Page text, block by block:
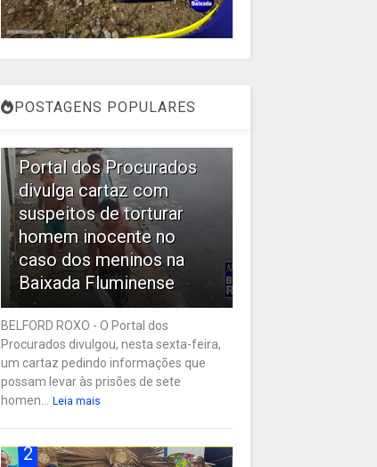
POSTAGENS POPULARES
Portal dos Procurados
divulga cartaz com
suspeitos de torturar
homem inocente no
caso dos meninos na
Baixada Fluminense
BELFORD ROXO - O Portal dos
Procurados divulgou, nesta sexta-feira,
um cartaz pedindo informações que
possam levar às prisões de sete
homen... Leia mais
2